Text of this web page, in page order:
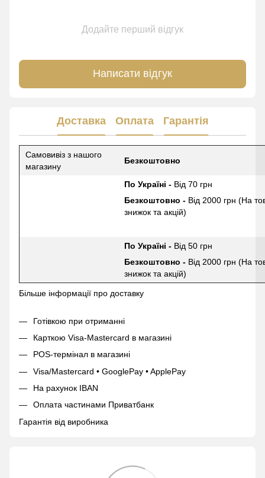
Додайте перший відгук
Написати відгук
Доставка Оплата Гарантія
Самовивіз з нашого
магазину
Безкоштовно
По Україні - Від 70 грн
Безкоштовно - Від 2000 грн (На
знижок та акцій)
По Україні - Від 50 грн
Безкоштовно - Від 2000 грн (На
знижок та акцій)
Більше інформації про доставку
Готівкою при отриманні
Карткою Visa-Mastercard в магазині
POS-термінал в магазині
Visa/Mastercard • GooglePay • ApplePay
На рахунок IBAN
Оплата частинами Приватбанк
Гарантія від виробника